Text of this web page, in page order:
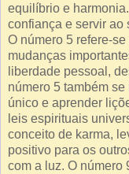
equilíbrio e
confiança e servir ao
O número 5 refere-
mudanças
liberdade pessoal,
número 5 também
único e aprender
leis espirituais
conceito de karma,
positivo para os
com a luz. O número